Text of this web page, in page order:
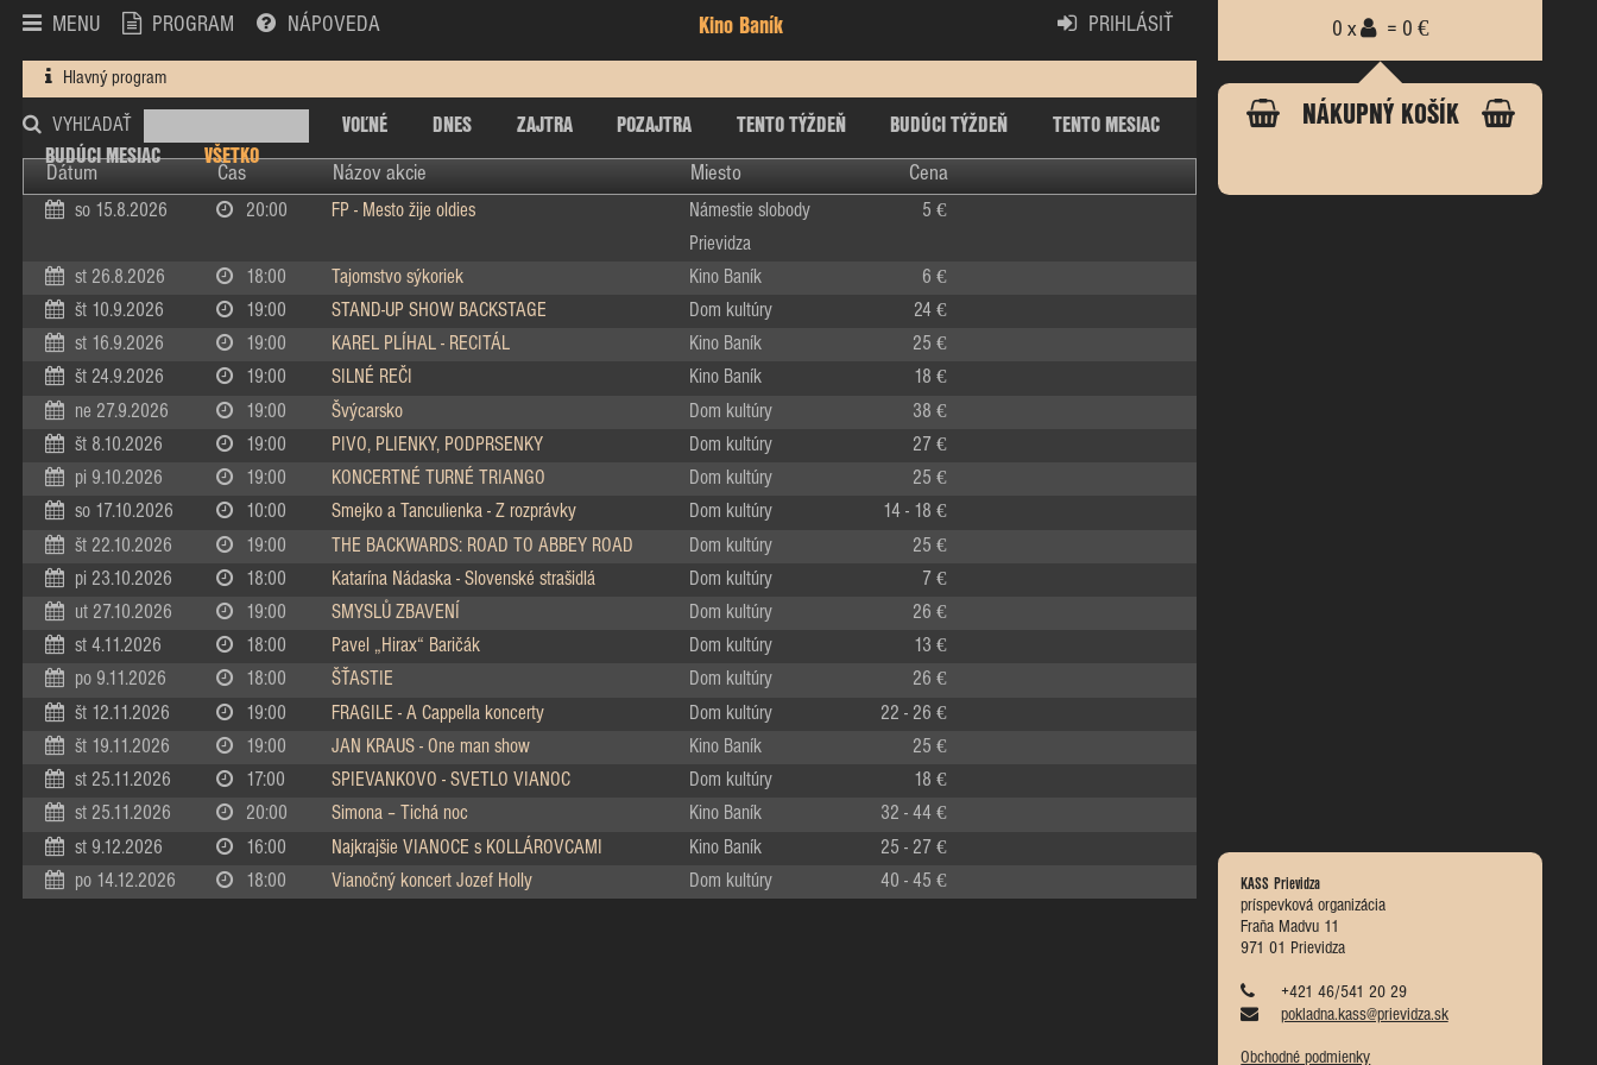
MENU PROGRAM NÁPOVEDA Kino Baník PRIHLÁSIŤ
Hlavný program
VYHĽADAŤ VOĽNÉ DNES ZAJTRA POZAJTRA TENTO TÝŽDEŇ BUDÚCI TÝŽDEŇ
TENTO MESIAC
BUDÚCI MESIAC
VŠETKO
Dátum Čas Názov akcie Miesto Cena
0 x = 0 €
NÁKUPNÝ KOŠÍK
KASS Prievidza
príspevková organizácia
Fraňa Madvu 11
971 01 Prievidza
+421 46/541 20 29
pokladna.kass@prievidza.sk
Obchodné podmienky
so 15.8.2026 20:00 FP - Mesto žije oldies
Námestie slobody
Prievidza
5 €
st 26.8.2026 18:00 Tajomstvo sýkoriek Kino Baník 6 €
št 10.9.2026 19:00 STAND-UP SHOW BACKSTAGE Dom kultúry 24 €
st 16.9.2026 19:00 KAREL PLÍHAL - RECITÁL Kino Baník 25 €
št 24.9.2026 19:00 SILNÉ REČI Kino Baník 18 €
ne 27.9.2026 19:00 Švýcarsko Dom kultúry 38 €
št 8.10.2026 19:00 PIVO, PLIENKY, PODPRSENKY Dom kultúry 27 €
pi 9.10.2026 19:00 KONCERTNÉ TURNÉ TRIANGO Dom kultúry 25 €
so 17.10.2026 10:00 Smejko a Tanculienka - Z rozprávky Dom kultúry 14 - 18 €
št 22.10.2026 19:00 THE BACKWARDS: ROAD TO ABBEY ROAD Dom kultúry 25 €
pi 23.10.2026 18:00 Katarína Nádaska - Slovenské strašidlá Dom kultúry 7 €
ut 27.10.2026 19:00 SMYSLŮ ZBAVENÍ Dom kultúry 26 €
st 4.11.2026 18:00 Pavel „Hirax“ Baričák Dom kultúry 13 €
po 9.11.2026 18:00 ŠŤASTIE Dom kultúry 26 €
št 12.11.2026 19:00 FRAGILE - A Cappella koncerty Dom kultúry 22 - 26 €
št 19.11.2026 19:00 JAN KRAUS - One man show Kino Baník 25 €
st 25.11.2026 17:00 SPIEVANKOVO - SVETLO VIANOC Dom kultúry 18 €
st 25.11.2026 20:00 Simona – Tichá noc Kino Baník 32 - 44 €
st 9.12.2026 16:00 Najkrajšie VIANOCE s KOLLÁROVCAMI Kino Baník 25 - 27 €
po 14.12.2026 18:00 Vianočný koncert Jozef Holly Dom kultúry 40 - 45 €